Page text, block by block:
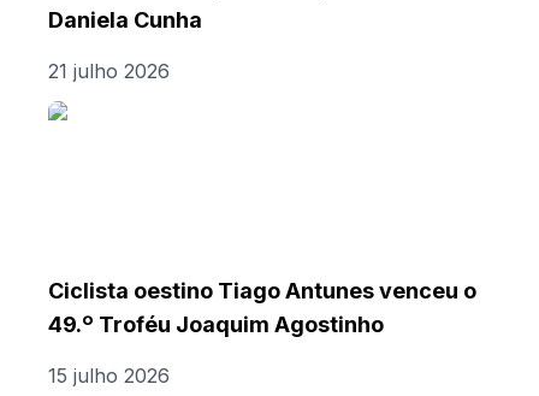
Daniela Cunha
21 julho 2026
Ciclista oestino Tiago Antunes venceu o
49.º Troféu Joaquim Agostinho
15 julho 2026